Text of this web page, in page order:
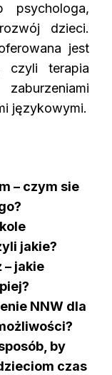
dzieci.
jest
czyli terapia
językowymi.
– czym sie
jakie?
– jakie
NNW dla
by
czas